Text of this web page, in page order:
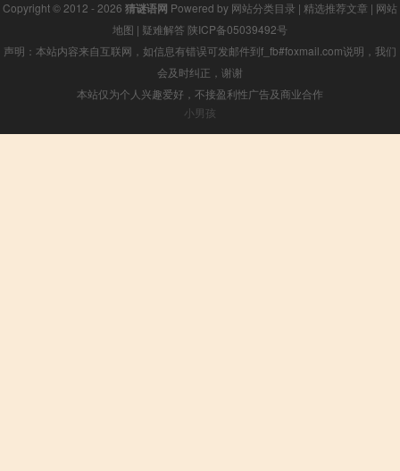
Copyright © 2012 - 2026 猜谜语网 Powered by 网站分类目录 | 精选推荐文章 | 网站
地图 | 疑难解答 陕ICP备05039492号
声明：本站内容来自互联网，如信息有错误可发邮件到f_fb#foxmail.com说明，我们
会及时纠正，谢谢
本站仅为个人兴趣爱好，不接盈利性广告及商业合作
小男孩